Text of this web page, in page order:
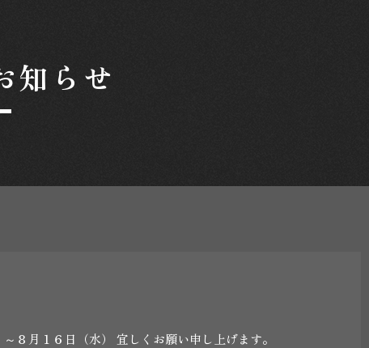
知らせ
８月１６日（水） 宜しくお願い申し上げます。